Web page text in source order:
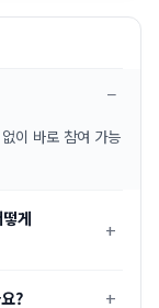
이 바로 참여 가능
게
?